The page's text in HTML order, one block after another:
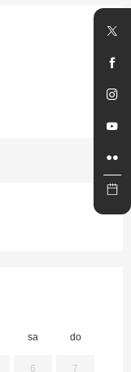
sa do
6 7